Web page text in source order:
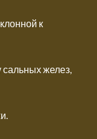
к
сальных желез,